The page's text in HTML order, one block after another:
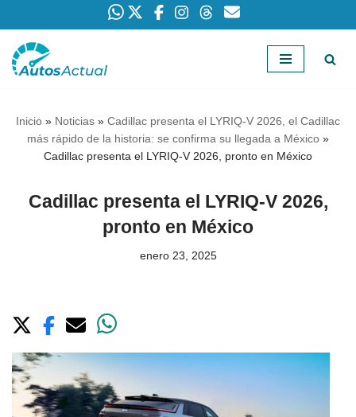
Saltar
Inicio » Noticias » Cadillac presenta el LYRIQ-V 2026, el Cadillac
más rápido de la historia: se confirma su llegada a México »
Cadillac presenta el LYRIQ-V 2026, pronto en México
Cadillac presenta el LYRIQ-V 2026,
pronto en México
enero 23, 2025